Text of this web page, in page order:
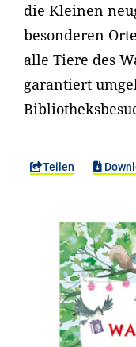
die Kleinen
besonderen
alle Tiere des
garantiert
Teilen